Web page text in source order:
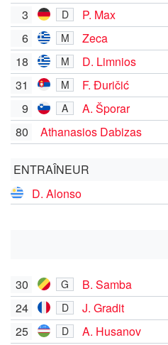
3 D
P. Max
6
M
Zeca
18
M
D. Limnios
31
M F. Đuričić
9 A
A. Šporar
80
Athanasios Dabizas
ENTRAÎNEUR
D. Alonso
30 G
B. Samba
24
D J. Gradit
25 D
A. Husanov